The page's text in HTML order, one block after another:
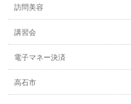
訪問美容
講習会
電子マネー決済
高石市